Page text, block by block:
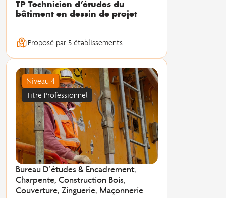
TP Technicien d’études du
bâtiment en dessin de projet
Proposé par 5 établissements
Niveau 4
Titre Professionnel
Bureau D’études & Encadrement,
Charpente, Construction Bois,
Couverture, Zinguerie, Maçonnerie